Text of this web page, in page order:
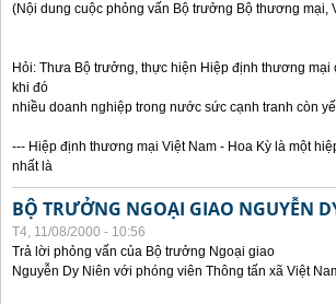
(Nội dung cuộc phỏng vấn Bộ trưởng Bộ thương
Hỏi: Thưa Bộ trưởng, thực hiện Hiệp định thương
khi đó
nhiều doanh nghiệp trong nước sức cạnh tranh còn
--- Hiệp định thương mại Việt Nam - Hoa Kỳ là một
nhất là
BỘ TRƯỞNG NGOẠI GIAO NGUYỄN
T4, 11/08/2000 - 10:56
Trả lời phỏng vấn của Bộ trưởng Ngoại giao
Nguyễn Dy Niên với phóng viên Thông tấn xã Việt